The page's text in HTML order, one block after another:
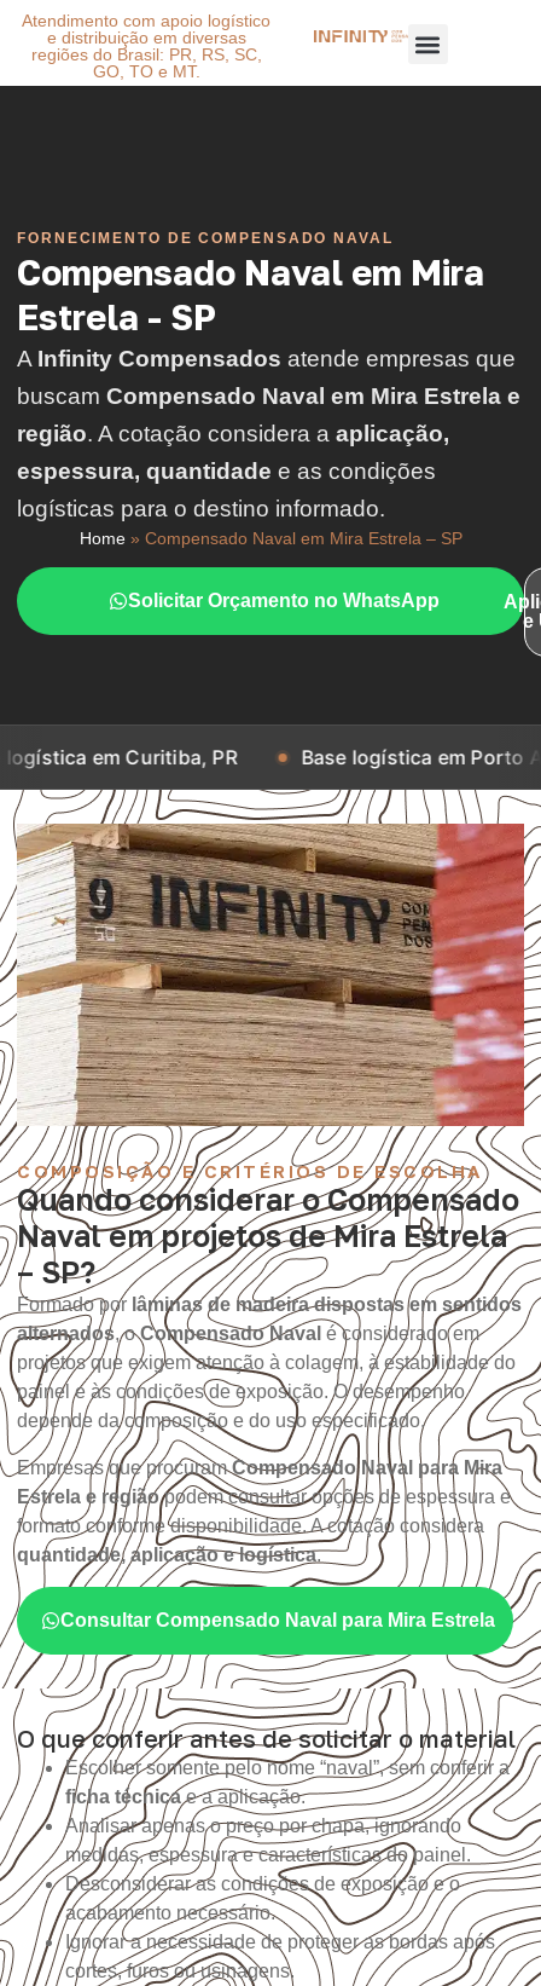
Atendimento com apoio logístico
e distribuição em diversas
regiões do Brasil: PR, RS, SC,
GO, TO e MT.
FORNECIMENTO DE COMPENSADO NAVAL
Compensado Naval em Mira
Estrela - SP
A Infinity Compensados atende empresas que
buscam Compensado Naval em Mira Estrela e
região. A cotação considera a aplicação,
espessura, quantidade e as condições
logísticas para o destino informado.
Home» Compensado Naval em Mira Estrela – SP
Solicitar Orçamento no WhatsApp
e
Curitiba, PR Base logística em Porto Alegre, RS
COMPOSIÇÃO E CRITÉRIOS DE ESCOLHA
Quando considerar o Compensado
Naval em projetos de Mira Estrela
– SP?
Formado por lâminas de madeira dispostas em sentidos
alternados, oCompensado Naval é considerado em
projetos que exigem atenção à colagem, à estabilidade do
painel e às condições de exposição. O desempenho
depende da composição e do uso especificado.
Empresas que procuramCompensado Naval para Mira
Estrela e regiãopodem consultar opções de espessura e
formato conforme disponibilidade. A cotação considera
quantidade, aplicação e logística.
Consultar Compensado Naval para Mira Estrela
O que conferir antes de solicitar o material
Escolher somente pelo nome “naval”, sem conferir a
ficha técnicae a aplicação.
Analisar apenas o preço por chapa, ignorando
medidas, espessura e características do painel.
Desconsiderar as condições de exposição e o
acabamento necessário.
Ignorar a necessidade de proteger as bordas após
cortes, furos ou usinagens.